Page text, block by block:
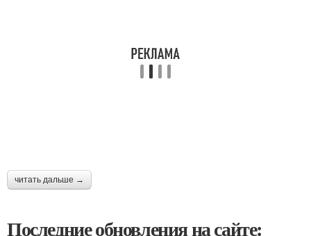
читать дальше →
Последние обновления на сайте: